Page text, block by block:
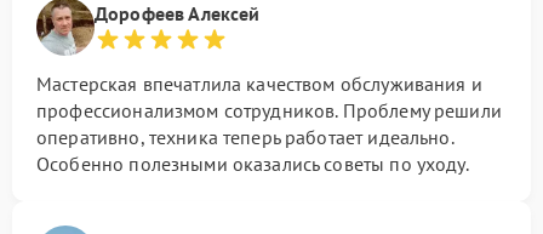
Дорофеев Алексей
Мастерская впечатлила качеством обслуживания и
профессионализмом сотрудников. Проблему решили
оперативно, техника теперь работает идеально.
Особенно полезными оказались советы по уходу.